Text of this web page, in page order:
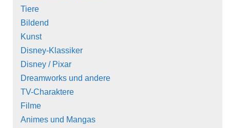
Tiere
Bildend
Kunst
Disney-Klassiker
Disney / Pixar
Dreamworks und andere
TV-Charaktere
Filme
Animes und Mangas